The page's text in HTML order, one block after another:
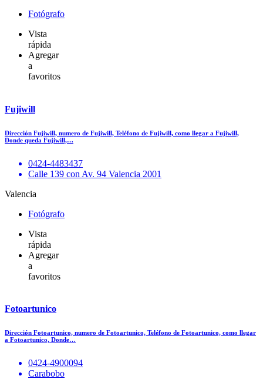
Fotógrafo
Vista
rápida
Agregar
a
favoritos
Fujiwill
Dirección Fujiwill, numero de Fujiwill, Teléfono de Fujiwill, como llegar a Fujiwill,
Donde queda Fujiwill,…
0424-4483437
Calle 139 con Av. 94 Valencia 2001
Valencia
Fotógrafo
Vista
rápida
Agregar
a
favoritos
Fotoartunico
Dirección Fotoartunico, numero de Fotoartunico, Teléfono de Fotoartunico, como llegar
a Fotoartunico, Donde…
0424-4900094
Carabobo